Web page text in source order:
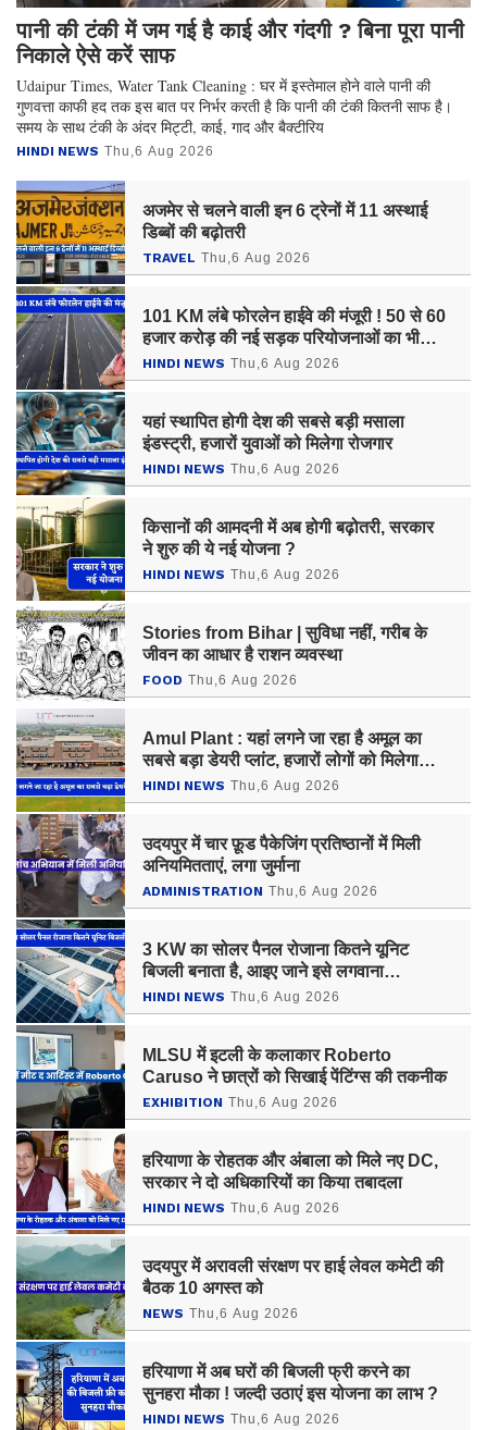
पानी की टंकी में जम गई है काई और गंदगी ? बिना पूरा पानी
निकाले ऐसे करें साफ
Udaipur Times, Water Tank Cleaning : घर में इस्तेमाल होने वाले पानी की
गुणवत्ता काफी हद तक इस बात पर निर्भर करती है कि पानी की टंकी कितनी साफ है।
समय के साथ टंकी के अंदर मिट्टी, काई, गाद और बैक्टीरिय
HINDI NEWS Thu,6 Aug 2026
अजमेर से चलने वाली इन 6 ट्रेनों में 11 अस्थाई
डिब्बों की बढ़ोतरी
TRAVEL Thu,6 Aug 2026
101 KM लंबे फोरलेन हाईवे की मंजूरी ! 50 से 60
हजार करोड़ की नई सड़क परियोजनाओं का भी
ऐलान
HINDI NEWS Thu,6 Aug 2026
यहां स्थापित होगी देश की सबसे बड़ी मसाला
इंडस्ट्री, हजारों युवाओं को मिलेगा रोजगार
HINDI NEWS Thu,6 Aug 2026
किसानों की आमदनी में अब होगी बढ़ोतरी, सरकार
ने शुरु की ये नई योजना ?
HINDI NEWS Thu,6 Aug 2026
Stories from Bihar | सुविधा नहीं, गरीब के
जीवन का आधार है राशन व्यवस्था
FOOD Thu,6 Aug 2026
Amul Plant : यहां लगने जा रहा है अमूल का
सबसे बड़ा डेयरी प्लांट, हजारों लोगों को मिलेगा
रोजगार
HINDI NEWS Thu,6 Aug 2026
उदयपुर में चार फ़ूड पैकेजिंग प्रतिष्ठानों में मिली
अनियमितताएं, लगा जुर्माना
ADMINISTRATION Thu,6 Aug 2026
3 KW का सोलर पैनल रोजाना कितने यूनिट
बिजली बनाता है, आइए जाने इसे लगवाना
कितना फायदेमंद ?
HINDI NEWS Thu,6 Aug 2026
MLSU में इटली के कलाकार Roberto
Caruso ने छात्रों को सिखाई पेंटिंग्स की तकनीक
EXHIBITION Thu,6 Aug 2026
हरियाणा के रोहतक और अंबाला को मिले नए DC,
सरकार ने दो अधिकारियों का किया तबादला
HINDI NEWS Thu,6 Aug 2026
उदयपुर में अरावली संरक्षण पर हाई लेवल कमेटी की
बैठक 10 अगस्त को
NEWS Thu,6 Aug 2026
हरियाणा में अब घरों की बिजली फ्री करने का
सुनहरा मौका ! जल्दी उठाएं इस योजना का लाभ ?
HINDI NEWS Thu,6 Aug 2026